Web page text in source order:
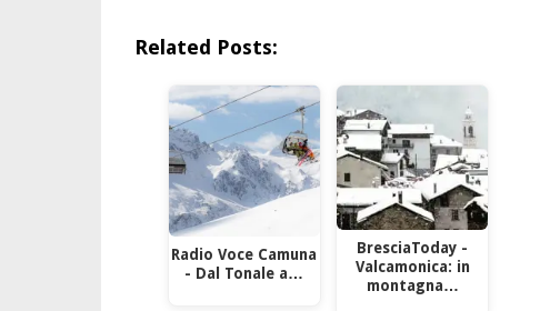
Related Posts:
Radio Voce Camuna
- Dal Tonale a…
BresciaToday -
Valcamonica: in
montagna…